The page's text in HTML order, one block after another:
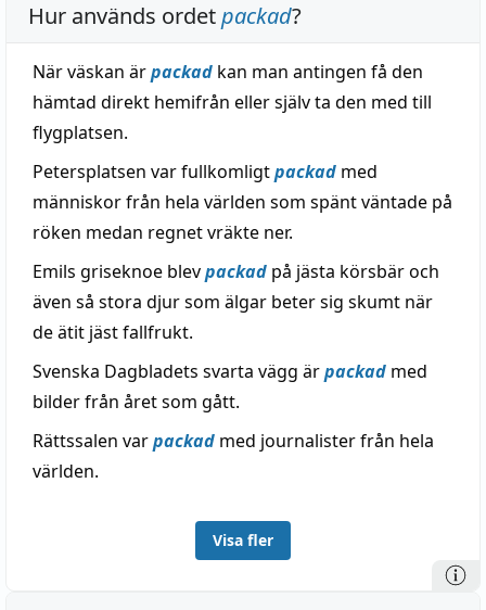
Hur används ordetpackad?
När väskan ärpackad kan man antingen få den
hämtad direkt hemifrån eller själv ta den med till
flygplatsen.
Petersplatsen var fullkomligtpackad med
människor från hela världen som spänt väntade på
röken medan regnet vräkte ner.
Emils griseknoe blevpackad på jästa körsbär och
även så stora djur som älgar beter sig skumt när
de ätit jäst fallfrukt.
Svenska Dagbladets svarta vägg ärpackad med
bilder från året som gått.
Rättssalen varpackad med journalister från hela
världen.
Visa fler